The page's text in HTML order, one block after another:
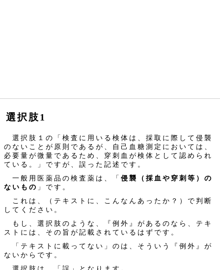
選択肢1
選択肢１の「検査に用いる検体は、採取に際して侵襲
のないことが原則であるが、自己血糖測定においては、
必要量が微量であるため、穿刺血が検体として認められ
ている。」ですが、誤った記述です。
一般用医薬品の検査薬は、「 侵襲（採血や穿刺等）の
ないもの 」です。
これは、（テキストに、こんなんあったか？）で判断
してください。
もし、選択肢のような、『例外』があるのなら、テキ
ストには、その旨が記載されているはずです。
「テキストに載ってない」のは、そういう『例外』が
ないからです。